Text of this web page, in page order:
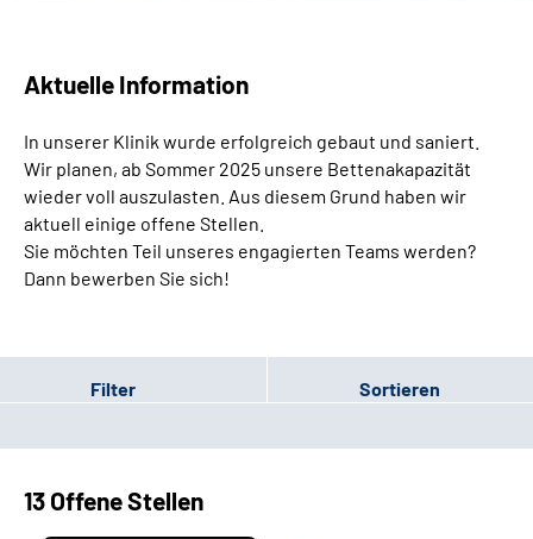
Aktuelle Information
In unserer Klinik wurde erfolgreich gebaut und saniert.
Wir planen, ab Sommer 2025 unsere Bettenakapazität
wieder voll auszulasten. Aus diesem Grund haben wir
aktuell einige offene Stellen.
Sie möchten Teil unseres engagierten Teams werden?
Dann bewerben Sie sich!
Filter Sortieren
13 Offene Stellen